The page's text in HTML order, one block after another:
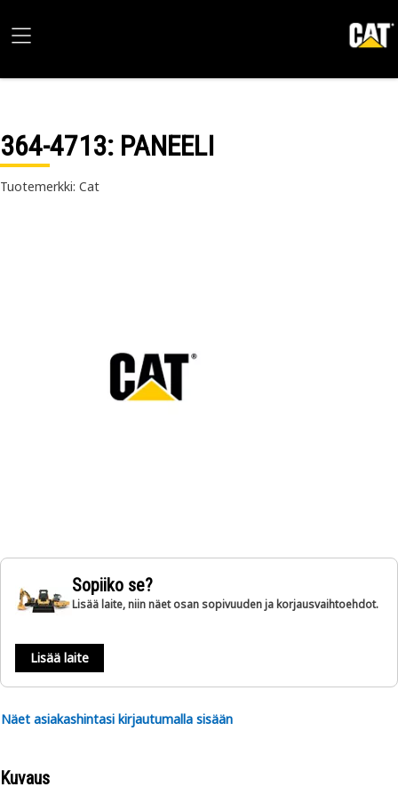
364-4713: PANEELI
Tuotemerkki: Cat
Sopiiko se?
Lisää laite, niin näet osan sopivuuden ja korjausvaihtoehdot.
Lisää laite
Näet asiakashintasi kirjautumalla sisään
Kuvaus